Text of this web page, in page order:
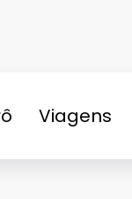
Viagens